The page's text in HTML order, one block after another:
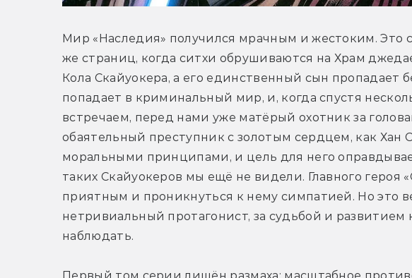
Мир «Наследия» получился мрачным и жестоким. Это
же страниц, когда ситхи обрушиваются на Храм
Кола Скайуокера, а его единственный сын пропадает
попадает в криминальный мир, и, когда спустя
встречаем, перед нами уже матёрый охотник за
обаятельный преступник с золотым сердцем, как Хан
моральными принципами, и цель для него
таких Скайуокеров мы ещё не видели. Главного героя
приятным и проникнуться к нему симпатией. Но это
нетривиальный протагонист, за судьбой и развитием
наблюдать.
Первый том серии лишён размаха: масштабное